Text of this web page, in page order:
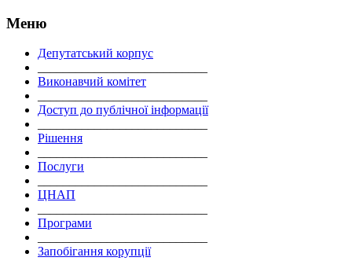
Меню
Депутатський корпус
Виконавчий комітет
Доступ до публічної інформації
Рішення
Послуги
ЦНАП
Програми
Запобігання корупції